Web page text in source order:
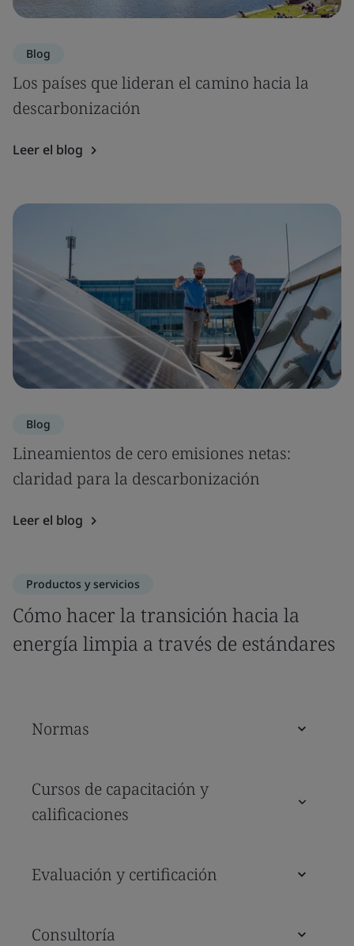
Blog
Los países que lideran el camino hacia la
descarbonización
Leer el blog
Blog
Lineamientos de cero emisiones netas:
claridad para la descarbonización
Leer el blog
Productos y servicios
Cómo hacer la transición hacia la
energía limpia a través de estándares
Normas
Cursos de capacitación y
calificaciones
Evaluación y certificación
Consultoría